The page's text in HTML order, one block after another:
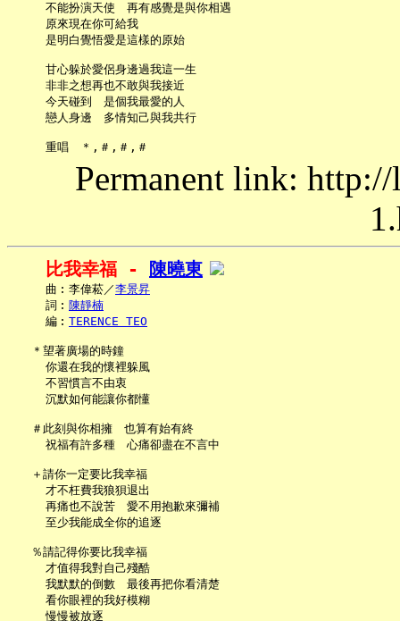
     不能扮演天使　再有感覺是與你相遇
     原來現在你可給我
     是明白覺悟愛是這樣的原始
     甘心躲於愛侶身邊過我這一生
     非非之想再也不敢與我接近
     今天碰到　是個我最愛的人
     戀人身邊　多情知己與我共行
Permanent link:
比我幸福 - 陳曉東
     曲︰李偉菘／
李景昇
     詞︰
陳靜楠
     編︰
TERENCE TEO
   ＊望著廣場的時鐘
     你還在我的懷裡躲風
     不習慣言不由衷
     沉默如何能讓你都懂
   ＃此刻與你相擁　也算有始有終
     祝福有許多種　心痛卻盡在不言中
   ＋請你一定要比我幸福
     才不枉費我狼狽退出
     再痛也不說苦　愛不用抱歉來彌補
     至少我能成全你的追逐
   ％請記得你要比我幸福
     才值得我對自己殘酷
     我默默的倒數　最後再把你看清楚
     看你眼裡的我好模糊
     慢慢被放逐